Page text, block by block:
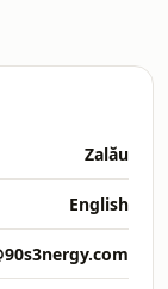
Zalău
English